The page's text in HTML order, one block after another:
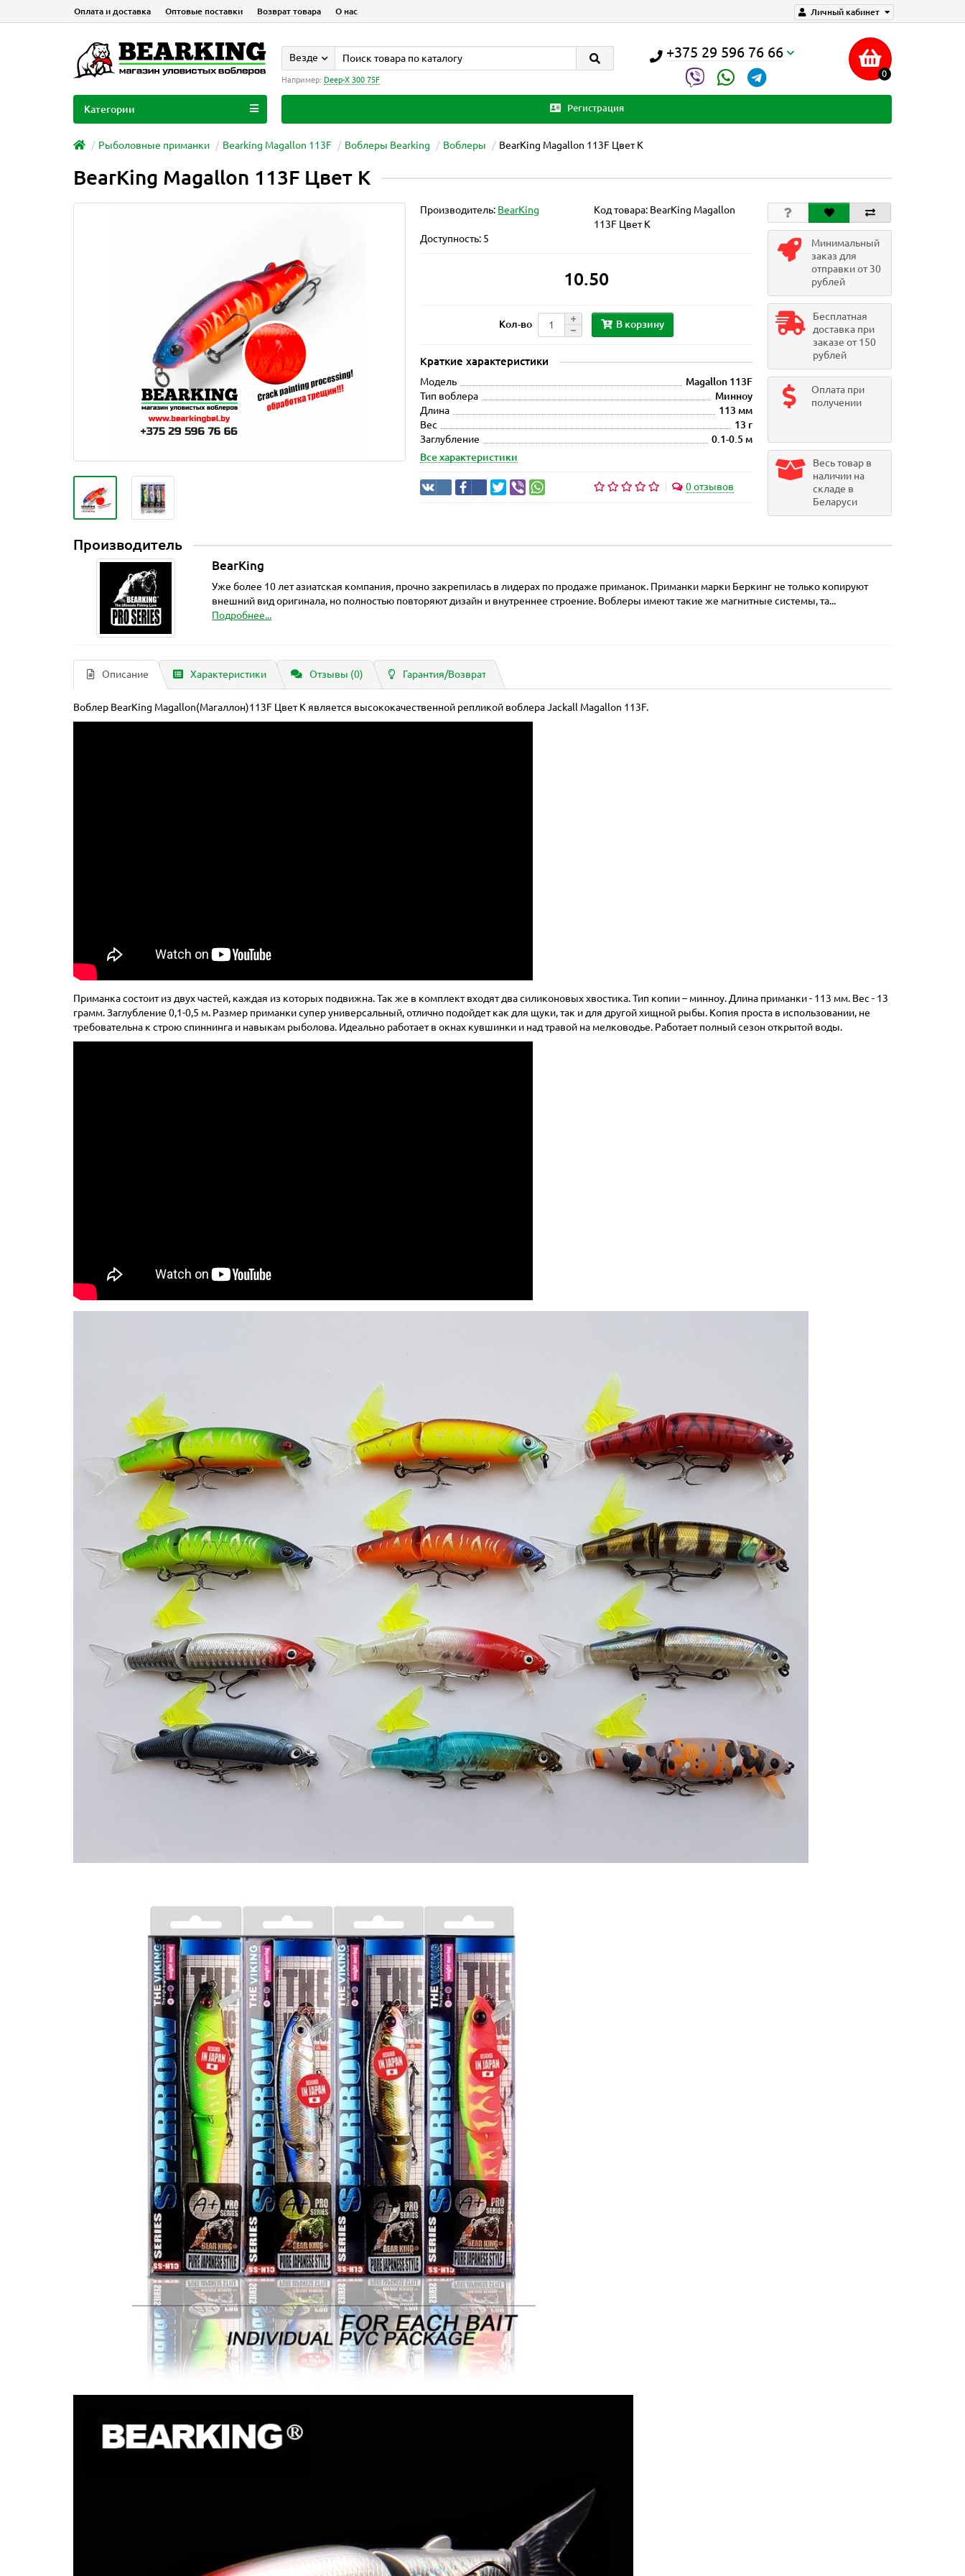
Личный кабинет
Оплата и доставка Оптовые поставки Возврат товара О нас
+375 29 596 76 66
0
Везде
Например: Deep-X 300 75F
Регистрация
Категории
Рыболовные приманки Bearking Magallon 113F Воблеры Bearking Воблеры BearKing Magallon 113F Цвет K
BearKing Magallon 113F Цвет K
Производитель: BearKing Код товара: BearKing Magallon
113F Цвет K
Доступность: 5
10.50
Кол-во В корзину
Краткие характеристики
Модель
Magallon 113F
Тип воблера
Минноу
Длина
113 мм
Вес
13 г
Заглубление
0.1-0.5 м
Все характеристики
0 отзывов
Минимальный
заказ для
отправки от 30
рублей
Бесплатная
доставка при
заказе от 150
рублей
Оплата при
получении
Весь товар в
наличии на
складе в
Беларуси
Производитель
BearKing
Уже более 10 лет азиатская компания, прочно закрепилась в лидерах по продаже приманок. Приманки марки Беркинг не только копируют
внешний вид оригинала, но полностью повторяют дизайн и внутреннее строение. Воблеры имеют такие же магнитные системы, та...
Подробнее...
Описание Характеристики Отзывы (0) Гарантия/Возврат
Воблер BearKing Magallon(Магаллон)113F Цвет K является высококачественной репликой воблера Jackall Magallon 113F.
Приманка состоит из двух частей, каждая из которых подвижна. Так же в комплект входят два силиконовых хвостика. Тип копии – минноу. Длина приманки - 113 мм. Вес - 13
грамм. Заглубление 0,1-0,5 м. Размер приманки супер универсальный, отлично подойдет как для щуки, так и для другой хищной рыбы. Копия проста в использовании, не
требовательна к строю спиннинга и навыкам рыболова. Идеально работает в окнах кувшинки и над травой на мелководье. Работает полный сезон открытой воды.